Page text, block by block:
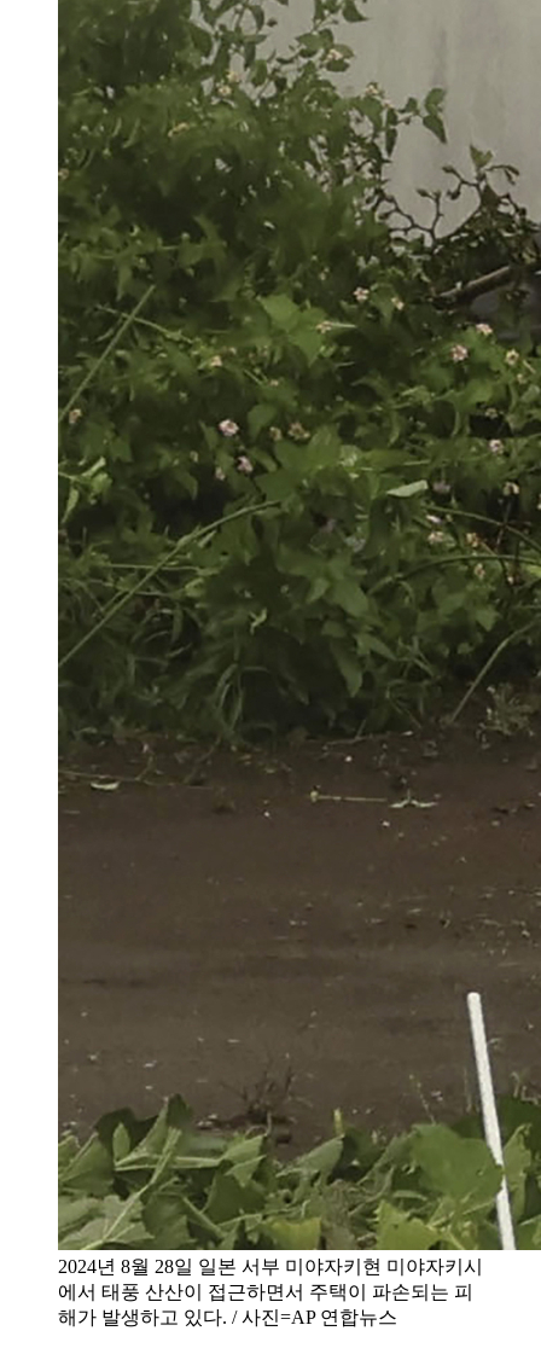
2024년 8월 28일 일본 서부 미야자키현 미야자키시
에서 태풍 산산이 접근하면서 주택이 파손되는 피
해가 발생하고 있다. / 사진=AP 연합뉴스